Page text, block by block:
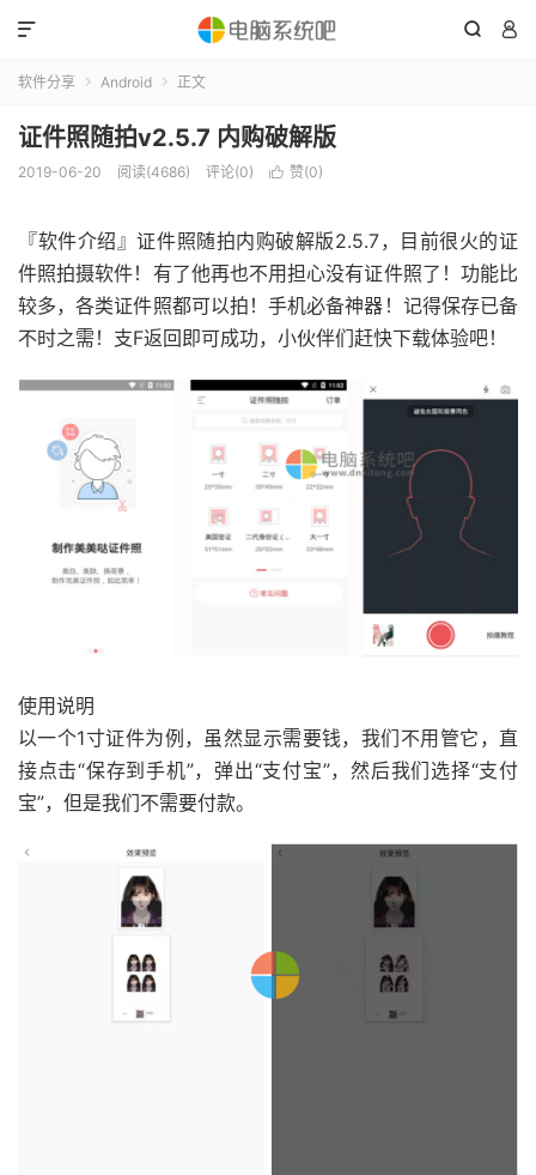
 

软件分享  Android  正文
证件照随拍v2.5.7 内购破解版
2019-06-20 阅读(4686) 评论(0)  赞(0)
『软件介绍』证件照随拍内购破解版2.5.7，目前很火的证
件照拍摄软件！有了他再也不用担心没有证件照了！功能比
较多，各类证件照都可以拍！手机必备神器！记得保存已备
不时之需！支F返回即可成功，小伙伴们赶快下载体验吧！
使用说明
以一个1寸证件为例，虽然显示需要钱，我们不用管它，直
接点击“保存到手机”，弹出“支付宝”，然后我们选择“支付
宝”，但是我们不需要付款。